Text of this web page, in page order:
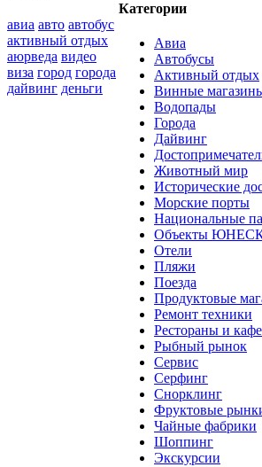
Категории
Авиа
Автобусы
Активный отдых
Винные
Водопады
Города
Дайвинг
Животный мир
Исторические
Морские порты
Национальные
Объекты
Отели
Пляжи
Поезда
Продуктовые
Ремонт техники
Рестораны и кафе
Рыбный рынок
Сервис
Серфинг
Снорклинг
Фруктовые
Чайные фабрики
Шоппинг
Экскурсии
авиа авто автобус
активный отдых
аюрведа видео
виза город города
дайвинг деньги